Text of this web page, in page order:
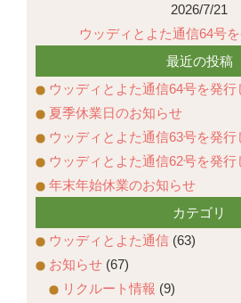
2026/7/21
ウッディとよた通信64号
最近の投稿
ウッディとよた通信64号を発行
夏季休業日のお知らせ
ウッディとよた通信63号を発行
ウッディとよた通信62号を発行
年末年始休業のお知らせ
カテゴリ
ウッディとよた通信 (63)
お知らせ (67)
リクルート情報 (9)